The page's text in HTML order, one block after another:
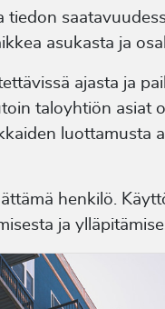
tiedon
asukasta ja
ajasta ja
taloyhtiön asiat
luottamusta
henkilö.
ja